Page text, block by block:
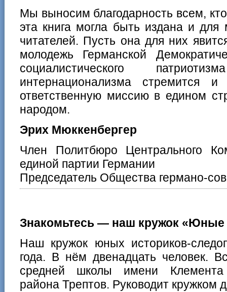
Мы выносим благодарность всем,
эта книга могла быть издана и для
читателей. Пусть она для них
молодежь Германской
социалистического
интернационализма стремится
ответственную миссию в едином
народом.
Эрих Мюккенбергер
Член Политбюро Центрального
единой партии Германии
Председатель Общества германо-
Знакомьтесь — наш кружок «Юные
Наш кружок юных историков-
года. В нём двенадцать человек.
средней школы имени Клемента
района Трептов. Руководит кружком